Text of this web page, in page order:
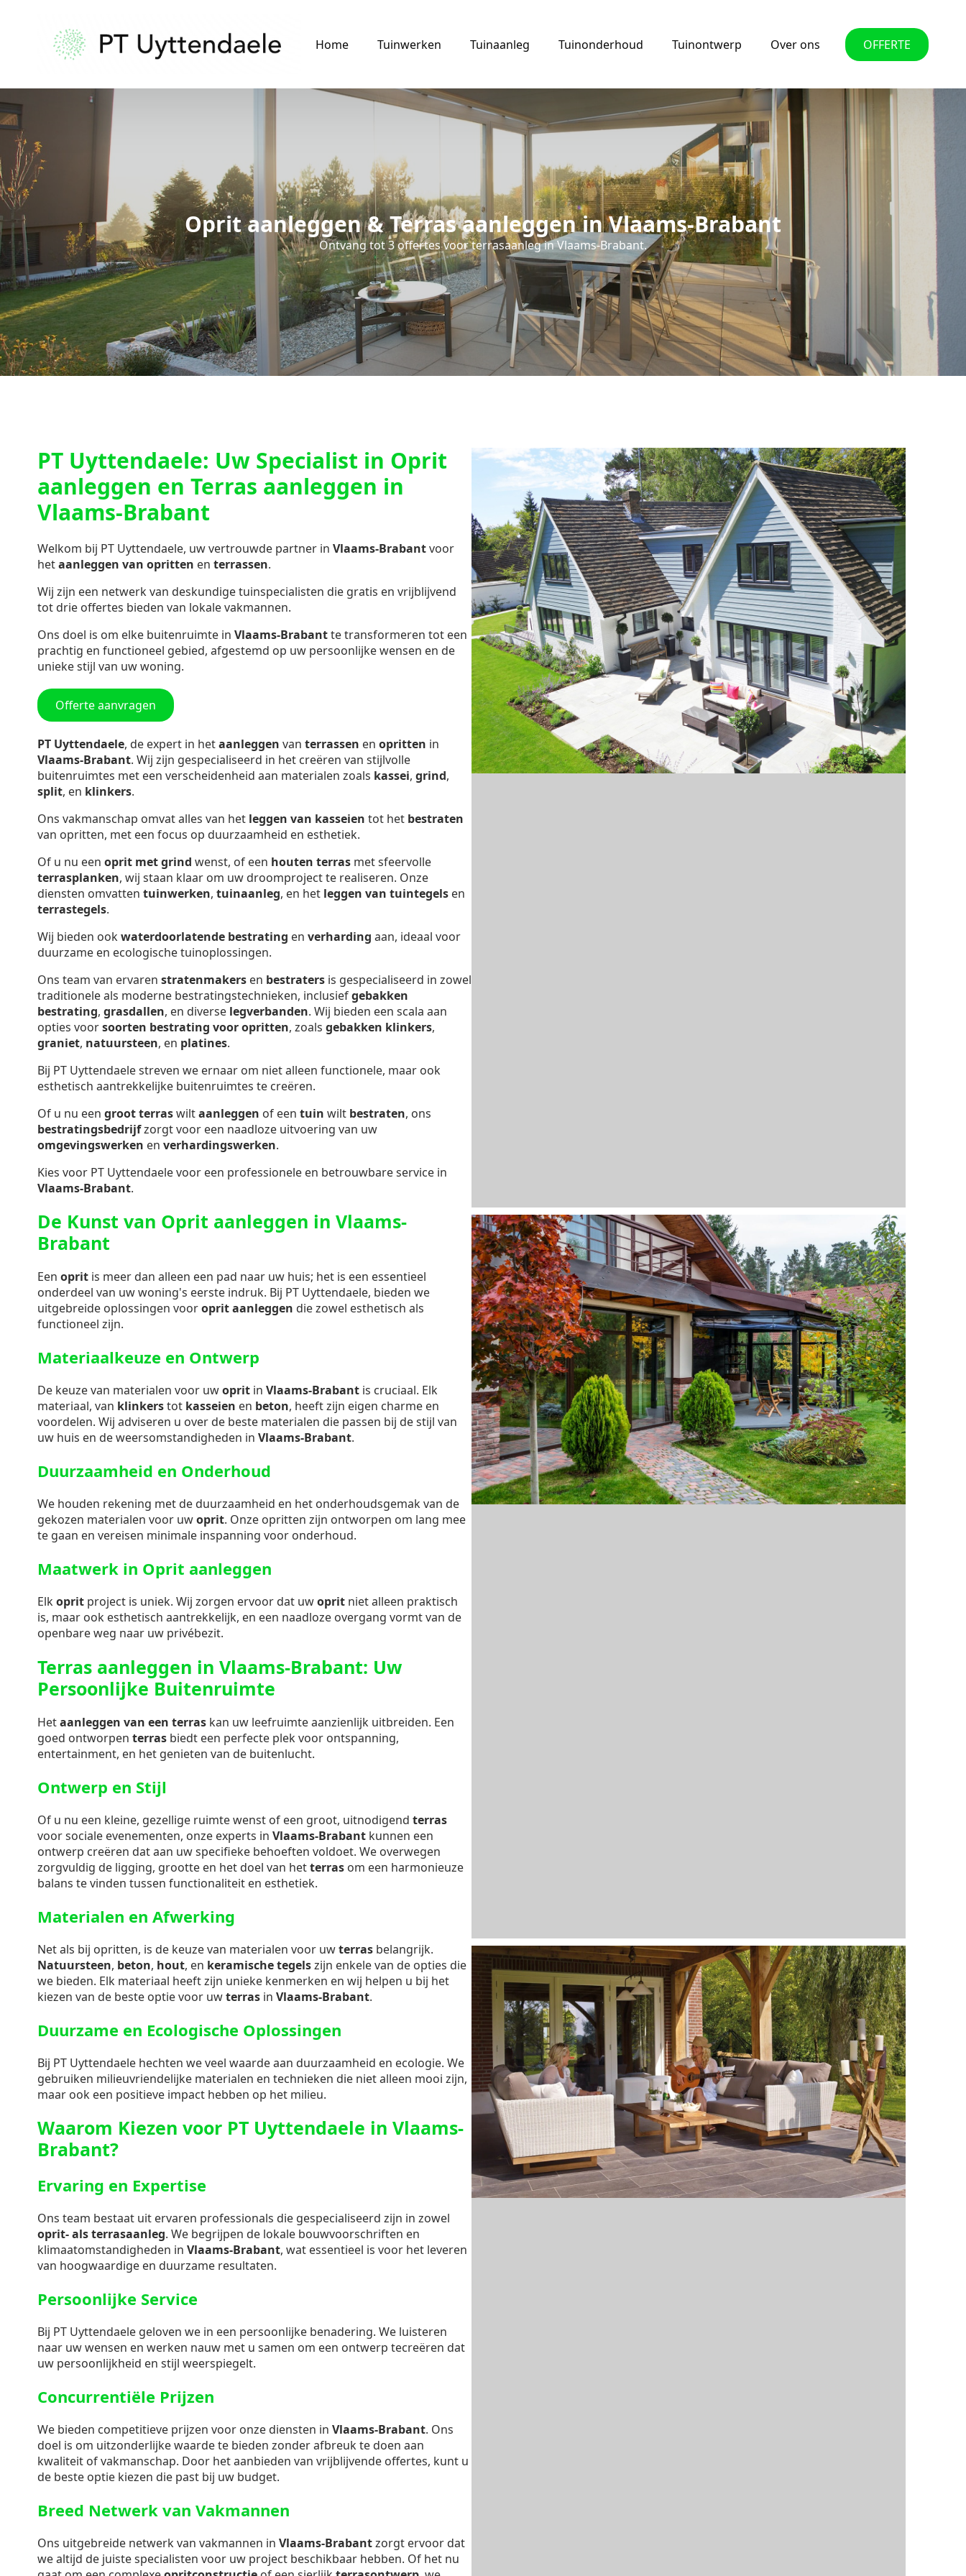
Home Tuinwerken Tuinaanleg Tuinonderhoud Tuinontwerp Over ons OFFERTE
Oprit aanleggen & Terras aanleggen in Vlaams-Brabant
Ontvang tot 3 offertes voor terrasaanleg in Vlaams-Brabant.
PT Uyttendaele: Uw Specialist in Oprit
aanleggen en Terras aanleggen in
Vlaams-Brabant
Welkom bij PT Uyttendaele, uw vertrouwde partner in Vlaams-Brabantvoor
hetaanleggen van opritten en terrassen.
Wij zijn een netwerk van deskundige tuinspecialisten die gratis en vrijblijvend
tot drie offertes bieden van lokale vakmannen.
Ons doel is om elke buitenruimte in Vlaams-Brabantte transformeren tot een
prachtig en functioneel gebied, afgestemd op uw persoonlijke wensen en de
unieke stijl van uw woning.
Offerte aanvragen
PT Uyttendaele, de expert in hetaanleggen van terrassen en opritten in
Vlaams-Brabant. Wij zijn gespecialiseerd in het creëren van stijlvolle
buitenruimtes met een verscheidenheid aan materialen zoals kassei, grind,
split, en klinkers.
Ons vakmanschap omvat alles van het leggen van kasseien tot het bestraten
van opritten, met een focus op duurzaamheid en esthetiek.
Of u nu een oprit met grind wenst, of een houten terras met sfeervolle
terrasplanken, wij staan klaar om uw droomproject te realiseren. Onze
diensten omvatten tuinwerken, tuinaanleg, en het leggen van tuintegels en
terrastegels.
Wij bieden ookwaterdoorlatende bestrating en verharding aan, ideaal voor
duurzame en ecologische tuinoplossingen.
Ons team van ervaren stratenmakers en bestraters is gespecialiseerd in zowel
traditionele als moderne bestratingstechnieken, inclusiefgebakken
bestrating, grasdallen, en diverse legverbanden. Wij bieden een scala aan
opties voorsoorten bestrating voor opritten, zoals gebakken klinkers,
graniet, natuursteen, en platines.
Bij PT Uyttendaele streven we ernaar om niet alleen functionele, maar ook
esthetisch aantrekkelijke buitenruimtes te creëren.
Of u nu een groot terraswiltaanleggen of een tuin wilt bestraten, ons
bestratingsbedrijfzorgt voor een naadloze uitvoering van uw
omgevingswerken en verhardingswerken.
Kies voor PT Uyttendaele voor een professionele en betrouwbare service in
Vlaams-Brabant.
De Kunst van Oprit aanleggen in Vlaams-
Brabant
Een oprit is meer dan alleen een pad naar uw huis; het is een essentieel
onderdeel van uw woning's eerste indruk. Bij PT Uyttendaele, bieden we
uitgebreide oplossingen vooroprit aanleggen die zowel esthetisch als
functioneel zijn.
Materiaalkeuze en Ontwerp
De keuze van materialen voor uwoprit in Vlaams-Brabant is cruciaal. Elk
materiaal, van klinkerstot kasseien en beton, heeft zijn eigen charme en
voordelen. Wij adviseren u over de beste materialen die passen bij de stijl van
uw huis en de weersomstandigheden in Vlaams-Brabant.
Duurzaamheid en Onderhoud
We houden rekening met de duurzaamheid en het onderhoudsgemak van de
gekozen materialen voor uwoprit. Onze opritten zijn ontworpen om lang mee
te gaan en vereisen minimale inspanning voor onderhoud.
Maatwerk in Oprit aanleggen
Elkoprit project is uniek. Wij zorgen ervoor dat uwoprit niet alleen praktisch
is, maar ook esthetisch aantrekkelijk, en een naadloze overgang vormt van de
openbare weg naar uw privébezit.
Terras aanleggen in Vlaams-Brabant: Uw
Persoonlijke Buitenruimte
Hetaanleggen van een terras kan uw leefruimte aanzienlijk uitbreiden. Een
goed ontworpen terras biedt een perfecte plek voor ontspanning,
entertainment, en het genieten van de buitenlucht.
Ontwerp en Stijl
Of u nu een kleine, gezellige ruimte wenst of een groot, uitnodigend terras
voor sociale evenementen, onze experts in Vlaams-Brabant kunnen een
ontwerp creëren dat aan uw specifieke behoeften voldoet. We overwegen
zorgvuldig de ligging, grootte en het doel van hetterras om een harmonieuze
balans te vinden tussen functionaliteit en esthetiek.
Materialen en Afwerking
Net als bij opritten, is de keuze van materialen voor uwterras belangrijk.
Natuursteen, beton, hout, en keramische tegelszijn enkele van de opties die
we bieden. Elk materiaal heeft zijn unieke kenmerken en wij helpen u bij het
kiezen van de beste optie voor uwterras in Vlaams-Brabant.
Duurzame en Ecologische Oplossingen
Bij PT Uyttendaele hechten we veel waarde aan duurzaamheid en ecologie. We
gebruiken milieuvriendelijke materialen en technieken die niet alleen mooi zijn,
maar ook een positieve impact hebben op het milieu.
Waarom Kiezen voor PT Uyttendaele in Vlaams-
Brabant?
Ervaring en Expertise
Ons team bestaat uit ervaren professionals die gespecialiseerd zijn in zowel
oprit- als terrasaanleg. We begrijpen de lokale bouwvoorschriften en
klimaatomstandigheden in Vlaams-Brabant, wat essentieel is voor het leveren
van hoogwaardige en duurzame resultaten.
Persoonlijke Service
Bij PT Uyttendaele geloven we in een persoonlijke benadering. We luisteren
naar uw wensen en werken nauw met u samen om een ontwerp tecreëren dat
uw persoonlijkheid en stijl weerspiegelt.
Concurrentiële Prijzen
We bieden competitieve prijzen voor onze diensten in Vlaams-Brabant. Ons
doel is om uitzonderlijke waarde te bieden zonder afbreuk te doen aan
kwaliteit of vakmanschap. Door het aanbieden van vrijblijvende offertes, kunt u
de beste optie kiezen die past bij uw budget.
Breed Netwerk van Vakmannen
Ons uitgebreide netwerk van vakmannen in Vlaams-Brabantzorgt ervoor dat
we altijd de juiste specialisten voor uw project beschikbaar hebben. Of het nu